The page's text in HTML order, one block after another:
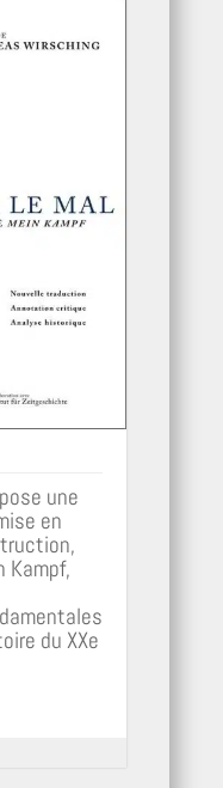
une
en
Kampf,
du XXe